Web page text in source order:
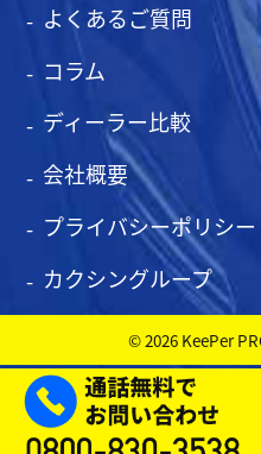
よくあるご質問
コラム
ディーラー比較
会社概要
プライバシーポリシー
カクシングループ
© 2026 KeePer